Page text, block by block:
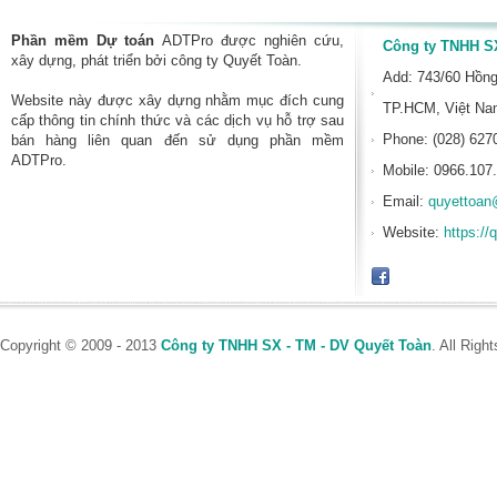
Phần mềm Dự toán ADTPro được nghiên cứu,
xây dựng, phát triển bởi công ty Quyết Toàn.
Website này được xây dựng nhằm mục đích cung
cấp thông tin chính thức và các dịch vụ hỗ trợ sau
bán hàng liên quan đến sử dụng phần mềm
ADTPro.
Công ty TNHH
Add: 743/60
TP.HCM, Việt
Phone: (028)
Mobile:
Email:
Website: https://
Copyright © 2009 - 2013 Công ty TNHH SX - TM - DV Quyết Toàn. All